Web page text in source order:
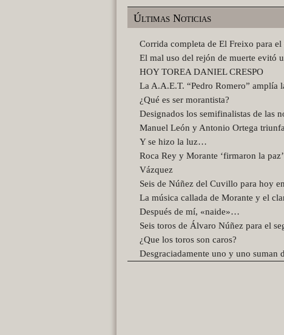
Últimas Noticias
Corrida completa de El Freixo para
El mal uso del rejón de muerte evitó
HOY TOREA DANIEL CRESPO
La A.A.E.T. “Pedro Romero” amplía
¿Qué es ser morantista?
Designados los semifinalistas de las
Manuel León y Antonio Ortega
Y se hizo la luz…
Roca Rey y Morante ‘firmaron la
Vázquez
Seis de Núñez del Cuvillo para hoy
La música callada de Morante y el
Después de mí, «naide»…
Seis toros de Álvaro Núñez para el
¿Que los toros son caros?
Desgraciadamente uno y uno suman